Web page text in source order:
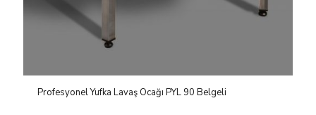
Profesyonel Yufka Lavaş Ocağı PYL 90 Belgeli